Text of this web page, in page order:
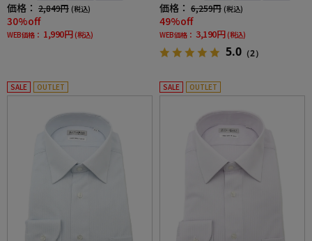
価格： 2,849円 (税込)
30%off
WEB価格： 1,990円 (税込)
価格： 6,259円 (税込)
49%off
WEB価格： 3,190円 (税込)
5.0 （2）
SALE OUTLET SALE OUTLET